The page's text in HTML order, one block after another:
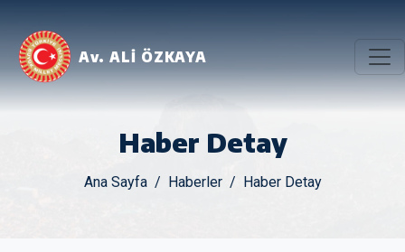
Av. ALİ ÖZKAYA
Haber Detay
Ana Sayfa Haberler Haber Detay